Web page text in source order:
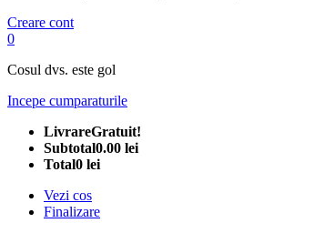
Creare cont
0
Cosul dvs. este gol
Incepe cumparaturile
LivrareGratuit!
Subtotal0.00 lei
Total0 lei
Vezi cos
Finalizare